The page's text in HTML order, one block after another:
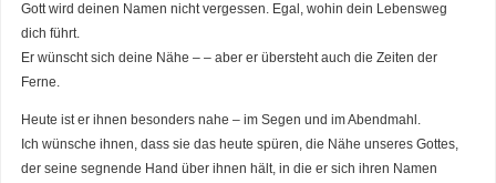
Gott wird deinen Namen nicht vergessen. Egal, wohin dein Lebensweg
dich führt.
Er wünscht sich deine Nähe – – aber er übersteht auch die Zeiten der
Ferne.
Heute ist er ihnen besonders nahe – im Segen und im Abendmahl.
Ich wünsche ihnen, dass sie das heute spüren, die Nähe unseres Gottes,
der seine segnende Hand über ihnen hält, in die er sich ihren Namen